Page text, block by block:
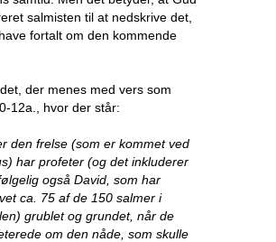
salmisten til at nedskrive det,
fortalt om den kommende
der menes med vers som
12a., hvor der står:
den frelse (som er kommet ved
har profeter (og det inkluderer
også David, som har
ca. 75 af de 150 salmer i
grublet og grundet, når de
om den nåde, som skulle